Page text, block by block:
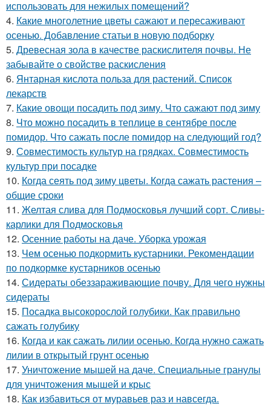
использовать для нежилых помещений?
4. Какие многолетние цветы сажают и пересаживают
осенью. Добавление статьи в новую подборку
5. Древесная зола в качестве раскислителя почвы. Не
забывайте о свойстве раскисления
6. Янтарная кислота польза для растений. Список
лекарств
7. Какие овощи посадить под зиму. Что сажают под зиму
8. Что можно посадить в теплице в сентябре после
помидор. Что сажать после помидор на следующий год?
9. Совместимость культур на грядках. Совместимость
культур при посадке
10. Когда сеять под зиму цветы. Когда сажать растения –
общие сроки
11. Желтая слива для Подмосковья лучший сорт. Сливы-
карлики для Подмосковья
12. Осенние работы на даче. Уборка урожая
13. Чем осенью подкормить кустарники. Рекомендации
по подкормке кустарников осенью
14. Сидераты обеззараживающие почву. Для чего нужны
сидераты
15. Посадка высокорослой голубики. Как правильно
сажать голубику
16. Когда и как сажать лилии осенью. Когда нужно сажать
лилии в открытый грунт осенью
17. Уничтожение мышей на даче. Специальные гранулы
для уничтожения мышей и крыс
18. Как избавиться от муравьев раз и навсегда.